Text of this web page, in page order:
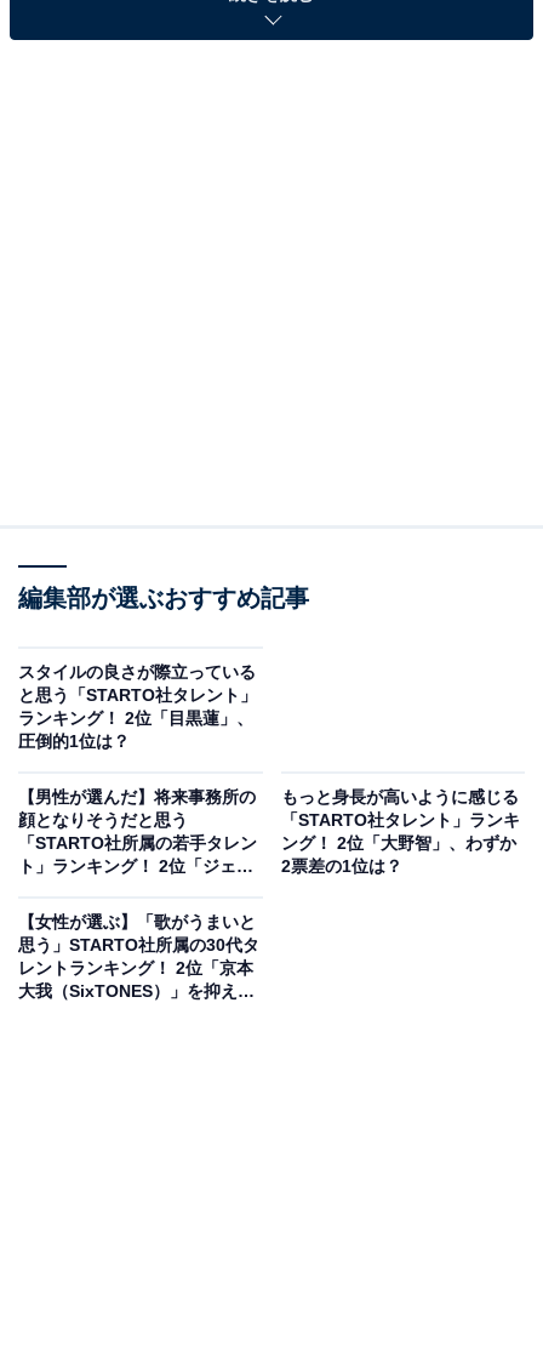
屋巡りとスポーツ観戦が生きがい。
調査概要
View this post on Instagram
編集部が選ぶおすすめ記事
スタイルの良さが際立っている
と思う「STARTO社タレント」
ランキング！ 2位「目黒蓮」、
圧倒的1位は？
【男性が選んだ】将来事務所の
顔となりそうだと思う
「STARTO社所属の若手タレン
ト」ランキング！ 2位「ジェシ
調査】
もっと身長が高いように感じる
「STARTO社タレント」ランキ
ング！ 2位「大野智」、わずか
2票差の1位は？
【女性が選ぶ】「歌がうまいと
思う」STARTO社所属の30代タ
レントランキング！ 2位「京本
大我（SixTONES）」を抑えた